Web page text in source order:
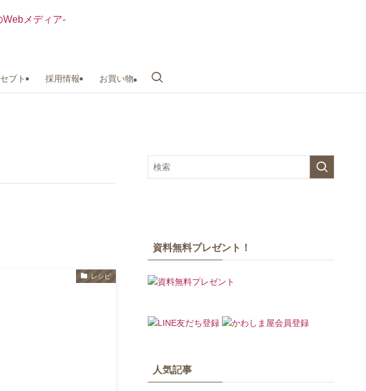
プト 採用情報 お買い物
レシピ
資料無料プレゼント！
人気記事